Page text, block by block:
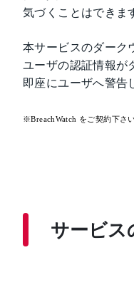
気づくことはできま
本サービスのダーク
ユーザの認証情報が
即座にユーザへ警告
※BreachWatch をご契約下さい
サービス